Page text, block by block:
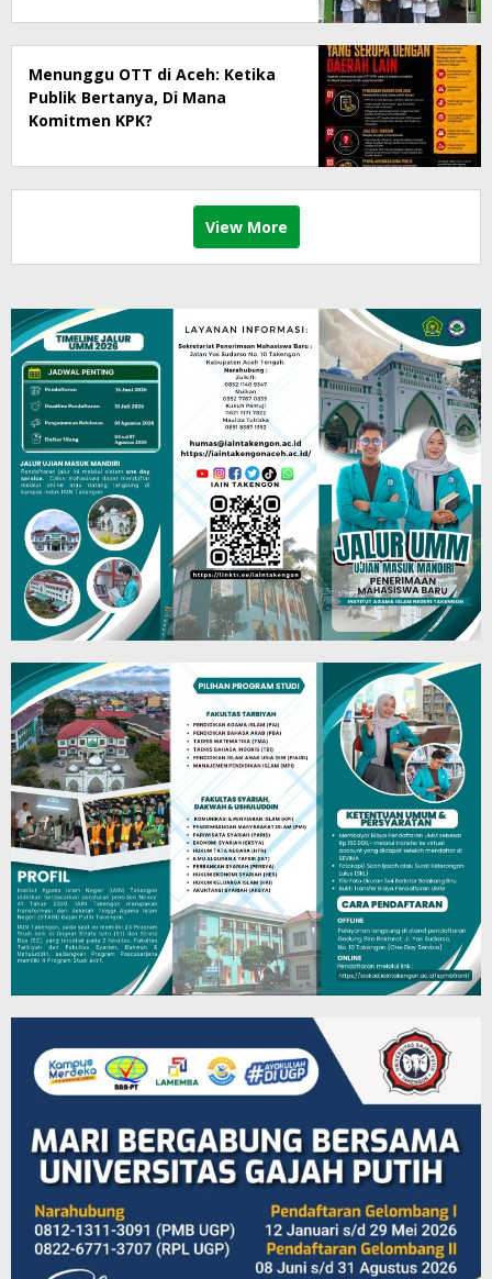
Menunggu OTT di Aceh: Ketika
Publik Bertanya, Di Mana
Komitmen KPK?
View More